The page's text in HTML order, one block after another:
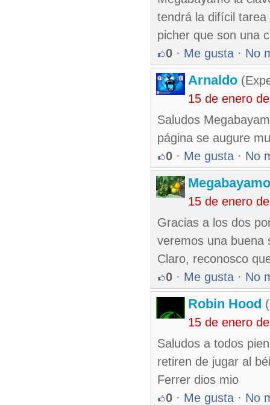
tendrá la difícil
picher que son una
0 · Me gusta · No
Arnaldo
15 de enero
Saludos
página se augure
0 · Me gusta · No
Megabayamo
15 de enero
Gracias a los dos
veremos una buena
Claro, reconosco
0 · Me gusta · No
Robin Hood
15 de enero
Saludos a todos
retiren de jugar al
Ferrer dios mio
0 · Me gusta · No